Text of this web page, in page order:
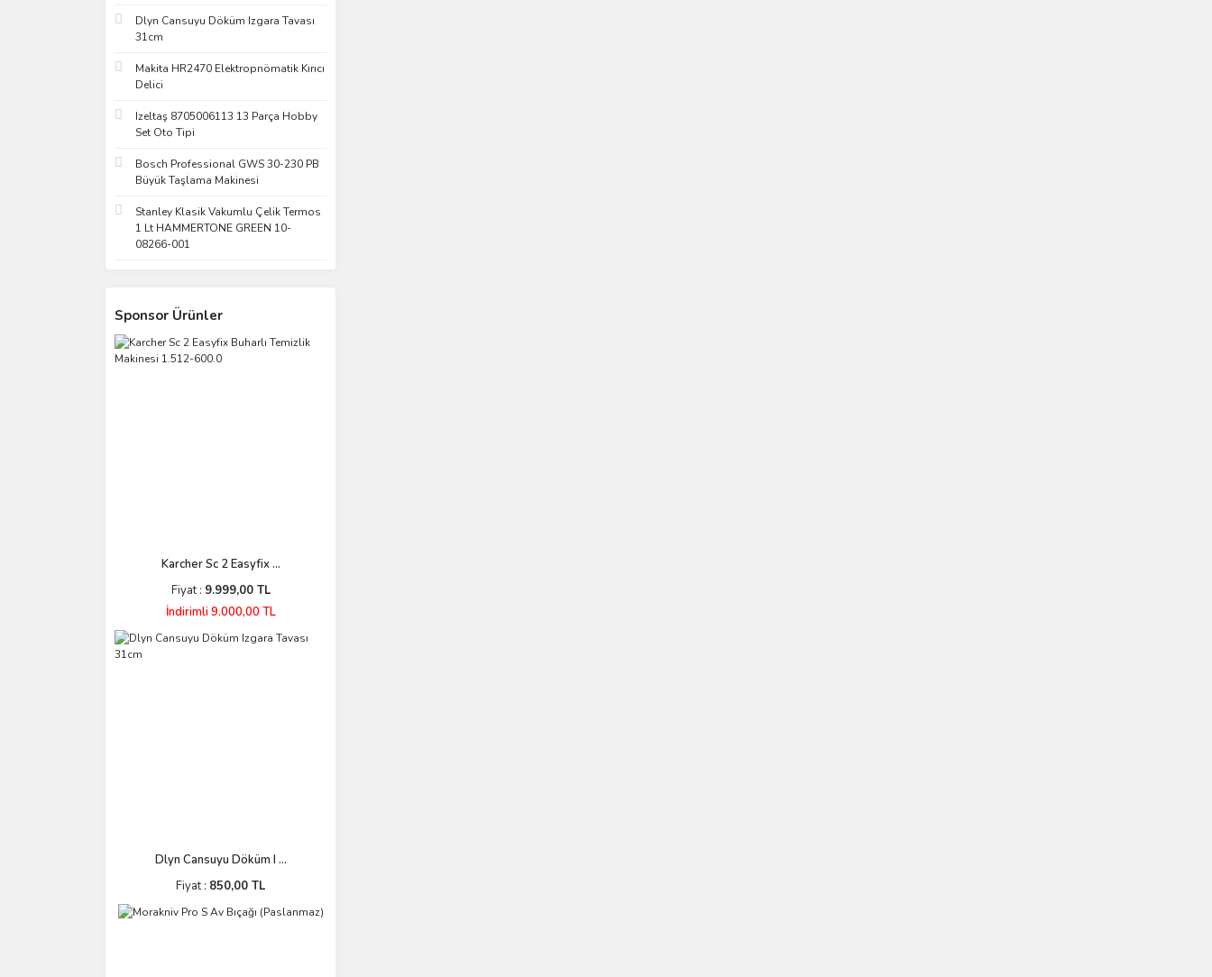
Dlyn Cansuyu Döküm Izgara Tavası
31cm
Makita HR2470 Elektropnömatik Kırıcı
Delici
Izeltaş 8705006113 13 Parça Hobby
Set Oto Tipi
Bosch Professional GWS 30-230 PB
Büyük Taşlama Makinesi
Stanley Klasik Vakumlu Çelik Termos
1 Lt HAMMERTONE GREEN 10-
08266-001
Sponsor Ürünler
Karcher Sc 2 Easyfix ...
Fiyat : 9.999,00 TL
İndirimli 9.000,00 TL
Dlyn Cansuyu Döküm I ...
Fiyat : 850,00 TL